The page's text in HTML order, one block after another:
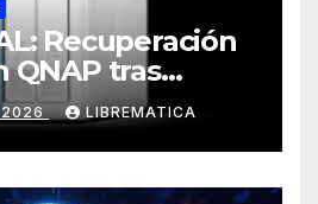
Recuperación
QNAP tras
sistema
Grupo de
no activo)
2026 LIBREMATICA